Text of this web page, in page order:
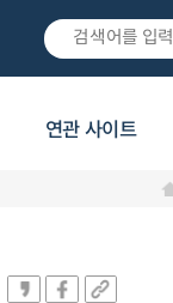
연관 사이트